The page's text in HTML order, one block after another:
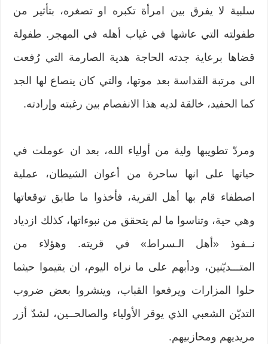
سلبية لا يفرق بين امرأة تكبره او تصغره، بتأثير من
طفولته التي عاشها في غياب أهله في المهجر. طفولة
قضاها برعاية جدته الحاجة هدية الصارمة التي رُفعت
الى مرتبة القداسة بعد موتها، والتي كان ينصاع لها الجد
كما الحفيد، خالقة لديه هذا الانفصام بين رغبته وإرادته.
ومردّ تطويبها ولية من أولياء الله، بعد ان عوملت في
حياتها على انها ساحرة من أعوان الشيطان، عملية
اصطفاء قام بها أهل القرية، فأخذوا ما طابق توقعاتها
وهي حية، وتناسوا ما لم يتحقق من نبوءاتها، كذلك ازدياد
نــفوذ «أهل الـسراط» في قريته. وهؤلاء من
المتـــديّنين، ودأبهم على ما نراه اليوم، ان يقيموا حيثما
حلوا المزارات ويرفعوا القباب، وينشروا بعض ضروب
التديّن الشعبي الذي يوقر الأولياء والصالحــين، لشدّ أزر
مريديهم ومحازبيهم.